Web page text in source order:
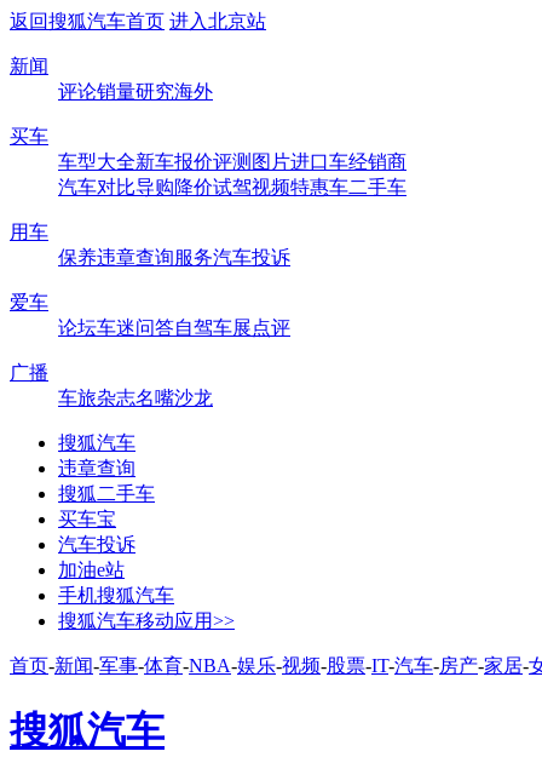
返回搜狐汽车首页 进入北京站
新闻
评论销量研究海外
买车
车型大全新车报价评测 图片进口车经销商
汽车对比导购降价试驾视频特惠车二手车
用车
保养违章查询服务汽车投诉
爱车
论坛车迷问答自驾车展点评
广播
车旅杂志名嘴沙龙
搜狐汽车
违章查询
搜狐二手车
买车宝
汽车投诉
加油e站
手机搜狐汽车
搜狐汽车移动应用>>
首页-新闻-军事-体育-NBA-娱乐-视频-股票-IT-汽车-房产-家居-
搜狐汽车